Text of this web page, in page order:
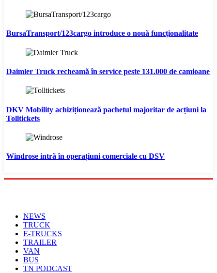
BursaTransport/123cargo introduce o nouă funcționalitate
Daimler Truck recheamă în service peste 131.000 de camioane
DKV Mobility achiziționează pachetul majoritar de acțiuni la
Tolltickets
Windrose intră în operațiuni comerciale cu DSV
NEWS
TRUCK
E-TRUCKS
TRAILER
VAN
BUS
TN PODCAST